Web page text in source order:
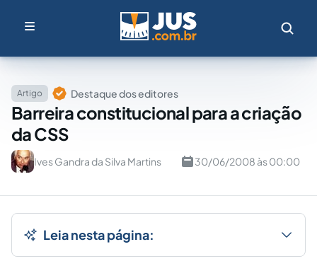
Artigo Destaque dos editores
Barreira constitucional para a criação
da CSS
Ives Gandra da Silva Martins 30/06/2008 às 00:00
Leia nesta página: